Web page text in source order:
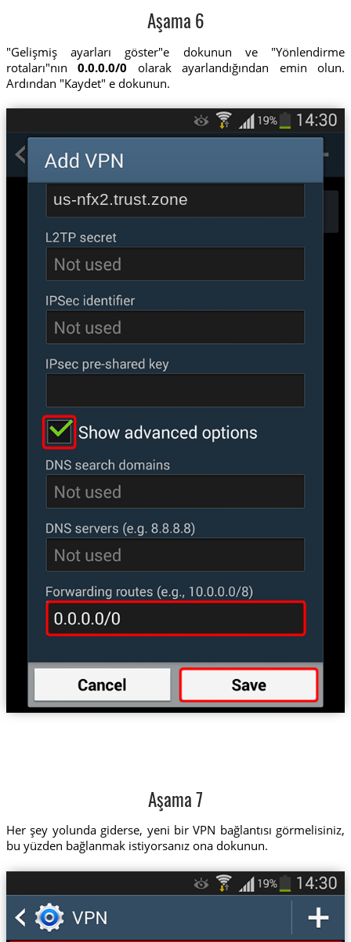
Aşama 6
"Gelişmiş ayarları göster"e dokunun ve "Yönlendirme
rotaları"nın0.0.0.0/0 olarak ayarlandığından emin olun.
Ardından "Kaydet" e dokunun.
us-nfx2.trust.zone
Aşama 7
Her şey yolunda giderse, yeni bir VPN bağlantısı görmelisiniz,
bu yüzden bağlanmak istiyorsanız ona dokunun.